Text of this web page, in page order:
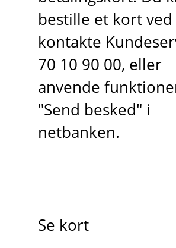
bestille et kort ved
kontakte
70 10 90 00, eller
anvende
"Send besked" i
netbanken.
Se kort